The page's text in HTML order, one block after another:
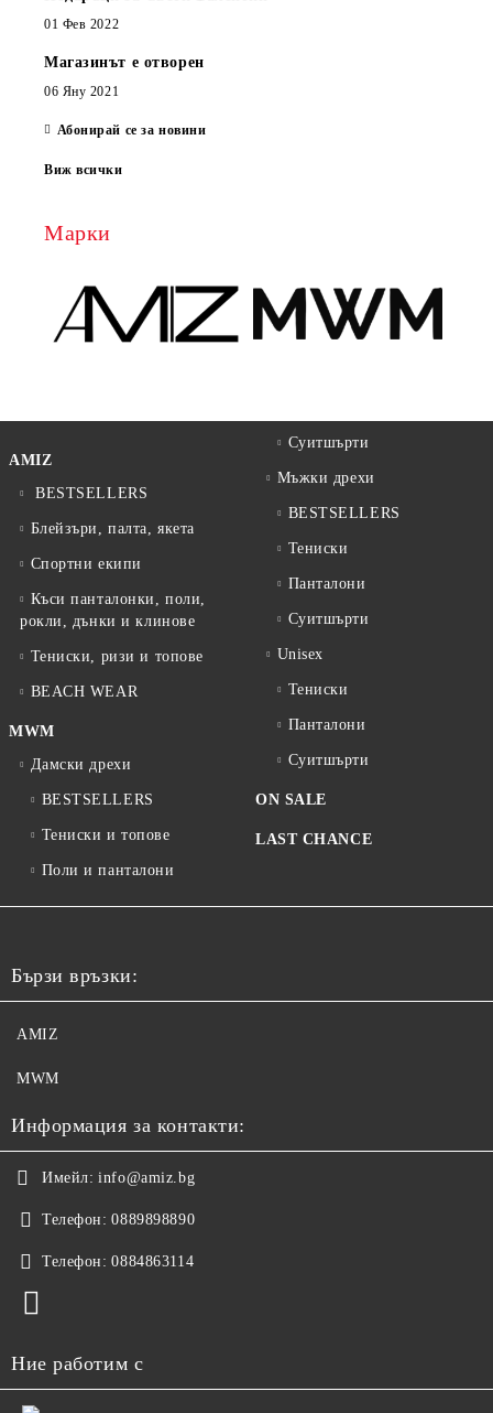
01 Фев 2022
Магазинът е отворен
06 Яну 2021
Абонирай се за новини
Виж всички
Марки
AMIZ
BESTSELLERS
Блейзъри, палта, якета
Спортни екипи
Къси панталонки, поли,
рокли, дънки и клинове
Тениски, ризи и топове
BEACH WEAR
MWM
Дамски дрехи
BESTSELLERS
Тениски и топове
Поли и панталони
Суитшърти
Мъжки дрехи
BESTSELLERS
Тениски
Панталони
Суитшърти
Unisex
Тениски
Панталони
Суитшърти
ON SALE
LAST CHANCE
Бързи връзки:
AMIZ
MWM
Информация за контакти:
Имейл: info@amiz.bg
Телефон: 0889898890
Телефон: 0884863114
Ние работим с